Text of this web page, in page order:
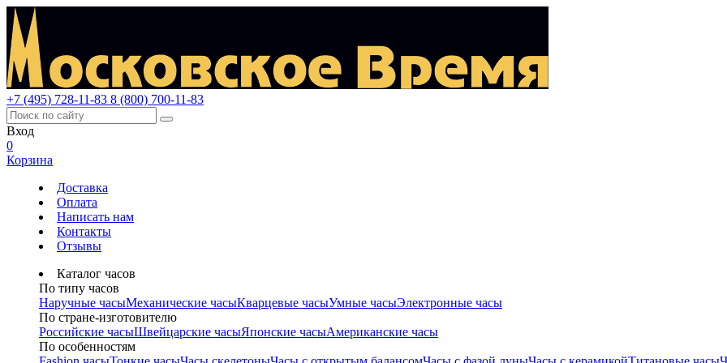
+7 (495) 728-11-83 8 (800) 700-11-83
Вход
0
Корзина
Доставка
Оплата
Написать нам
Контакты
Отзывы
Каталог часов
По типу часов
Наручные часыМеханические часыКварцевые часыУмные часыЭлектронные часы
По стране-изготовителю
Российские часыШвейцарские часыЯпонские часыАмериканские часы
По особенностям